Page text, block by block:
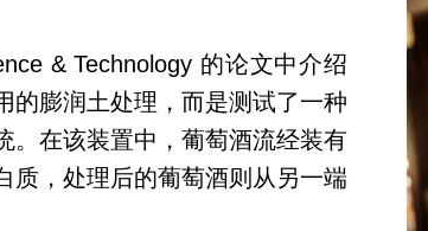
& Technology 的论文中介绍
的膨润土处理，而是测试了一种
。在该装置中，葡萄酒流经装有
质，处理后的葡萄酒则从另一端